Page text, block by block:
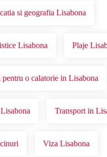
si geografia Lisabona
Lisabona Plaje
pentru o calatorie in Lisabona
Transport in
Viza Lisabona